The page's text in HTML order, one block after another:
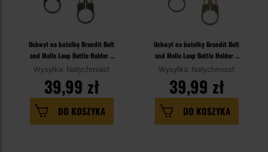
Uchwyt na butelkę Brandit Belt
and Molle Loop Bottle Holder 2
szt. - Olive
Wysyłka: Natychmiast
39,99 zł
DO KOSZYKA
Uchwyt na butelkę Brandit Belt
and Molle Loop Bottle Holder 2
szt. - Coyote
Wysyłka: Natychmiast
39,99 zł
DO KOSZYKA